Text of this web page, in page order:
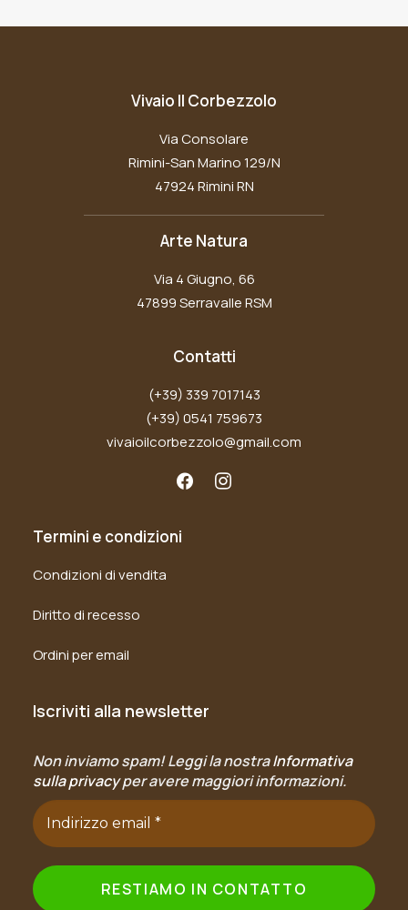
Vivaio Il Corbezzolo
Via Consolare
Rimini-San Marino 129/N
47924 Rimini RN
Arte Natura
Via 4 Giugno, 66
47899 Serravalle RSM
Contatti
(+39) 339 7017143
(+39) 0541 759673
vivaioilcorbezzolo@gmail.com
Termini e condizioni
Condizioni di vendita
Diritto di recesso
Ordini per email
Iscriviti alla newsletter
Non inviamo spam! Leggi la nostraInformativa
sulla privacyper avere maggiori informazioni.